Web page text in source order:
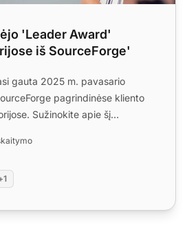
'Leader Award'
iš SourceForge'
gauta 2025 m. pavasario
pagrindinėse kliento
Sužinokite apie šį